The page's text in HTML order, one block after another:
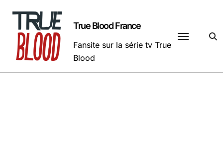
contenu
True Blood France
Fansite sur la série tv True
Blood